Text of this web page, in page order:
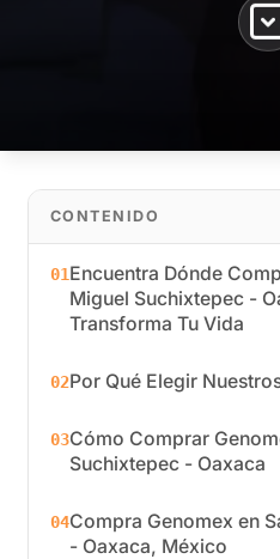
CONTENIDO
01Encuentra Dónde
Miguel Suchixtepec -
Transforma Tu Vida
02Por Qué Elegir
03Cómo Comprar
Suchixtepec - Oaxaca
04Compra Genomex en
- Oaxaca, México